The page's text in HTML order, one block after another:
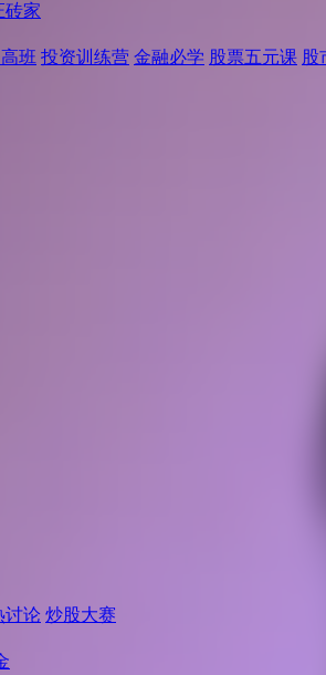
砖家
班 投资训练营 金融必学 股票五元课 股
讨论 炒股大赛